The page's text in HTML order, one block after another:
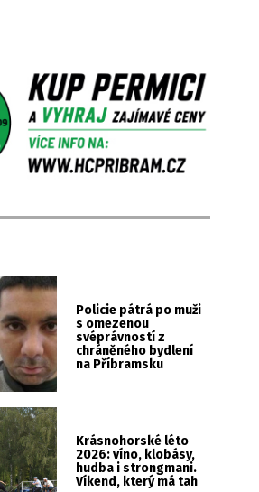
Policie pátrá po muži
s omezenou
svéprávností z
chráněného bydlení
na Příbramsku
Krásnohorské léto
2026: víno, klobásy,
hudba i strongmani.
Víkend, který má tah